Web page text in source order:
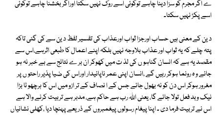
ے اگر مجرم کو سزا دینا چاہے توکوئی اسے روک نہیں سکتا اوراگر بخشنا چاہے توکوئی
اسے پکڑ نہیں سکتا۔
د ین کے معنی ہیں حساب اورجزا ثواب اورعذاب کی تفسیر لفظ د ین سے کی گئی تاکہ
پتہ چلے کہ یہ ثواب اور عذاب بلاوجہ نہیں بلکہ اپنے اعمال کا طبعی اثرہے،اس سے
مقصد یہ ہے کہ انسان گناہو ں کی لذ ت میں کھوکر ان بر ے نتائج سے بے خبر نہ ہو
جائے و ہ رونما ہوکر رہیں گے ،انسان اپنی عمر ناپائیدار اوراس کی ضیا پذیر راحتو ں پر
مغرور ہوکر اس دن کو نہ بھول جائے جس کے ا نصاف کے تر ازو میں اس کا ہرچھو ٹا بڑا
نیک وبد فعل تولا جائے گا، یعنی اللہ رب ہے حاکم ہے، مدبر ہے تربیت کرنے والا ہے
اس نے تربیت فرما دی ۔ اپنا پیغام رسولوں پیغمبروں کے ذریعے پہنچا دیا ،کھلی نشانیاں